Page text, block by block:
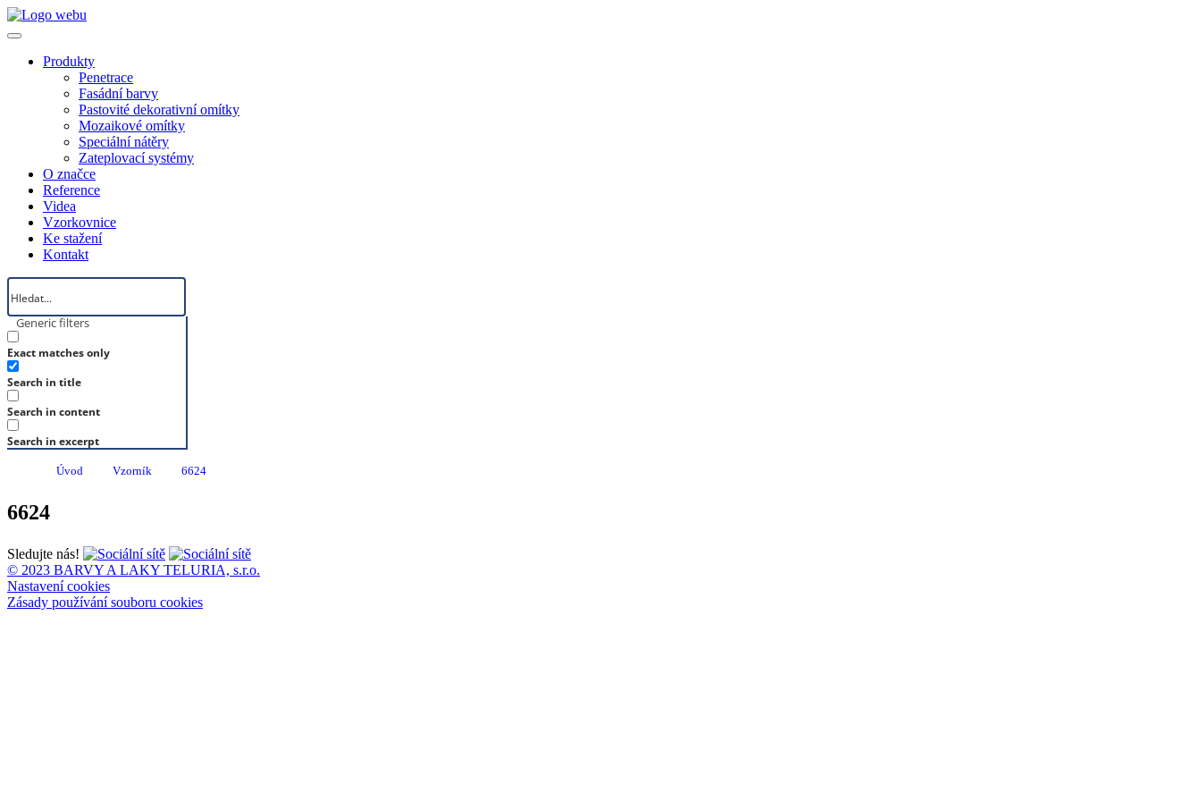
Produkty
Penetrace
Fasádní barvy
Pastovité dekorativní omítky
Mozaikové omítky
Speciální nátěry
Zateplovací systémy
O značce
Reference
Videa
Vzorkovnice
Ke stažení
Kontakt
Generic filters
Exact matches only
Search in title
Search in content
Search in excerpt
Úvod Vzorník 6624
6624
Sledujte nás!
© 2023 BARVY A LAKY TELURIA, s.r.o.
Nastavení cookies
Zásady používání souboru cookies